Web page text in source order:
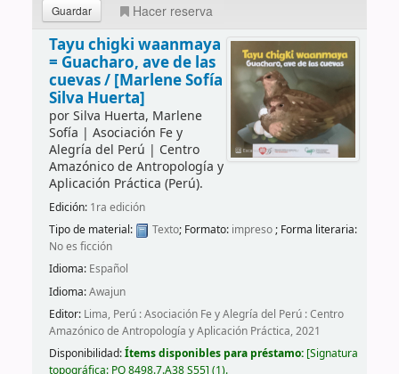
Hacer reserva
Tayu chigki waanmaya
= Guacharo, ave de las
cuevas / [Marlene Sofía
Silva Huerta]
porSilva Huerta, Marlene
Sofía | Asociación Fe y
Alegría del Perú | Centro
Amazónico de Antropología y
Aplicación Práctica (Perú).
Edición: 1ra edición
Tipo de material:
Texto; Formato: impreso; Forma literaria:
No es ficción
Idioma: Español
Idioma:Awajun
Editor: Lima, Perú : Asociación Fe y Alegría del Perú : Centro
Amazónico de Antropología y Aplicación Práctica, 2021
Disponibilidad:Ítems disponibles para préstamo: Signatura
topográfica: PQ 8498.7.A38 S55 (1).